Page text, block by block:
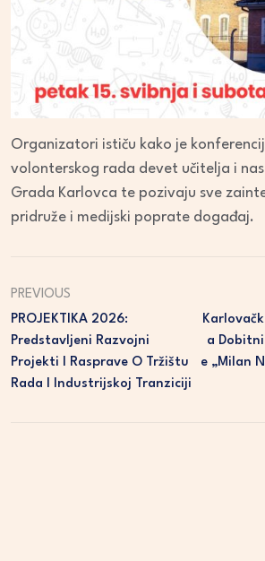
Organizatori ističu kako je
volonterskog rada devet učitelja i
Grada Karlovca te pozivaju sve
pridruže i medijski poprate događaj.
PREVIOUS
PROJEKTIKA 2026:
Predstavljeni Razvojni
Projekti I Rasprave O Tržištu
Rada I Industrijskoj Tranziciji
A
E „Milan